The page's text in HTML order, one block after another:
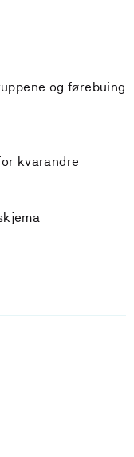
og førebuing
kvarandre